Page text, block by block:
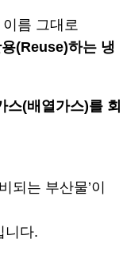
름 그대로
(Reuse)하는 냉
스(배열가스)를 회
되는 부산물’이
니다.